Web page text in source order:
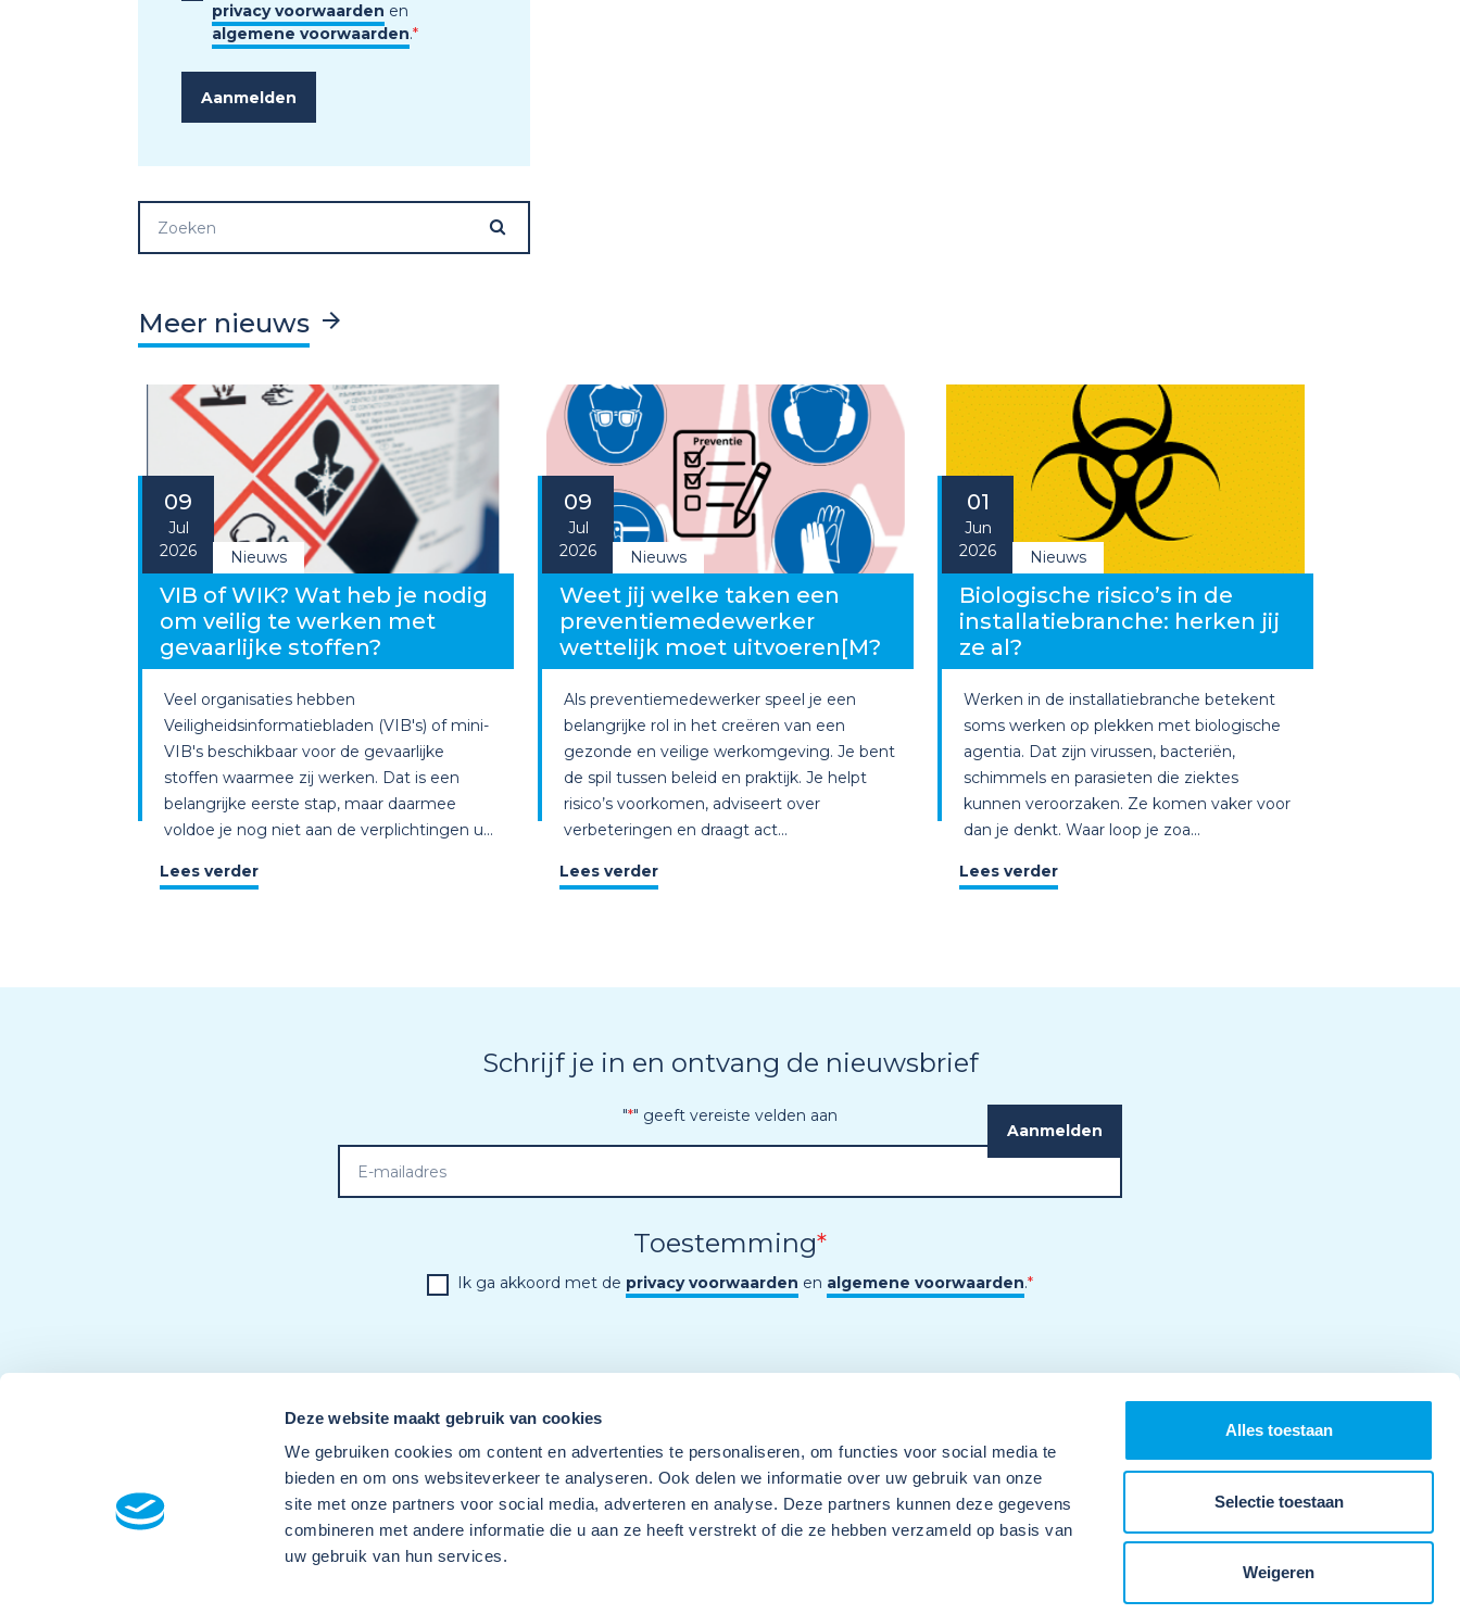
Deze website maakt gebruik van cookies
We gebruiken cookies om content en advertenties te personaliseren, om functies voor social media te
bieden en om ons websiteverkeer te analyseren. Ook delen we informatie over uw gebruik van onze
site met onze partners voor social media, adverteren en analyse. Deze partners kunnen deze gegevens
combineren met andere informatie die u aan ze heeft verstrekt of die ze hebben verzameld op basis van
uw gebruik van hun services.
Alles toestaan
Selectie toestaan
Weigeren
privacy voorwaarden en
algemene voorwaarden.*
Meer nieuws
09
Jul
2026
Nieuws
VIB of WIK? Wat heb je nodig
om veilig te werken met
gevaarlijke stoffen?
Veel organisaties hebben
Veiligheidsinformatiebladen (VIB's) of mini-
VIB's beschikbaar voor de gevaarlijke
stoffen waarmee zij werken. Dat is een
belangrijke eerste stap, maar daarmee
voldoe je nog niet aan de verplichtingen u...
Lees verder
09
Jul
2026
Nieuws
Weet jij welke taken een
preventiemedewerker
wettelijk moet uitvoeren[M?
Als preventiemedewerker speel je een
belangrijke rol in het creëren van een
gezonde en veilige werkomgeving. Je bent
de spil tussen beleid en praktijk. Je helpt
risico’s voorkomen, adviseert over
verbeteringen en draagt act...
Lees verder
01
Jun
2026
Nieuws
Biologische risico’s in de
installatiebranche: herken jij
ze al?
Werken in de installatiebranche betekent
soms werken op plekken met biologische
agentia. Dat zijn virussen, bacteriën,
schimmels en parasieten die ziektes
kunnen veroorzaken. Ze komen vaker voor
dan je denkt. Waar loop je zoa...
Lees verder
Schrijf je in en ontvang de nieuwsbrief
"*" geeft vereiste velden aan
Toestemming*
Ik ga akkoord met de privacy voorwaarden en algemene voorwaarden.*